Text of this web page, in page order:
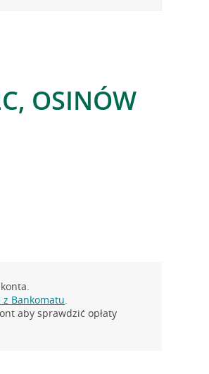
OSINÓW
Bankomatu.
aby sprawdzić opłaty